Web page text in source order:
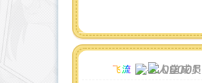
飞流 00001